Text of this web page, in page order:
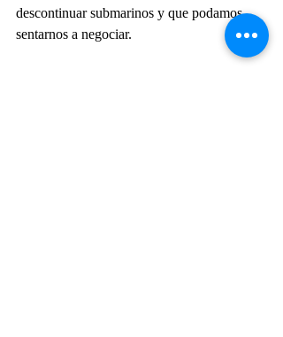
descontinuar submarinos y que podamos
sentarnos a negociar.